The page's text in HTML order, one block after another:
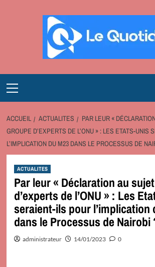
Menu
ACCUEIL ACTUALITES
PAR LEUR «
GROUPE D’EXPERTS DE L’ONU » : LES ETATS-UNIS
L’IMPLICATION DU M23 DANS LE PROCESSUS DE
ACTUALITES
Par leur « Déclaration au
d’experts de l’ONU » : Les
seraient-ils pour l’implication
dans le Processus de Nairobi
administrateur 14/01/2023 0